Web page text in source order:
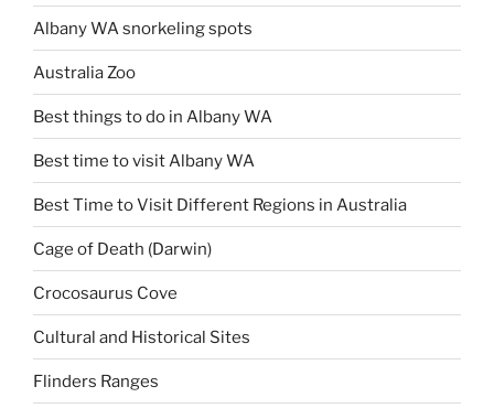
Albany WA snorkeling spots
Australia Zoo
Best things to do in Albany WA
Best time to visit Albany WA
Best Time to Visit Different Regions in Australia
Cage of Death (Darwin)
Crocosaurus Cove
Cultural and Historical Sites
Flinders Ranges